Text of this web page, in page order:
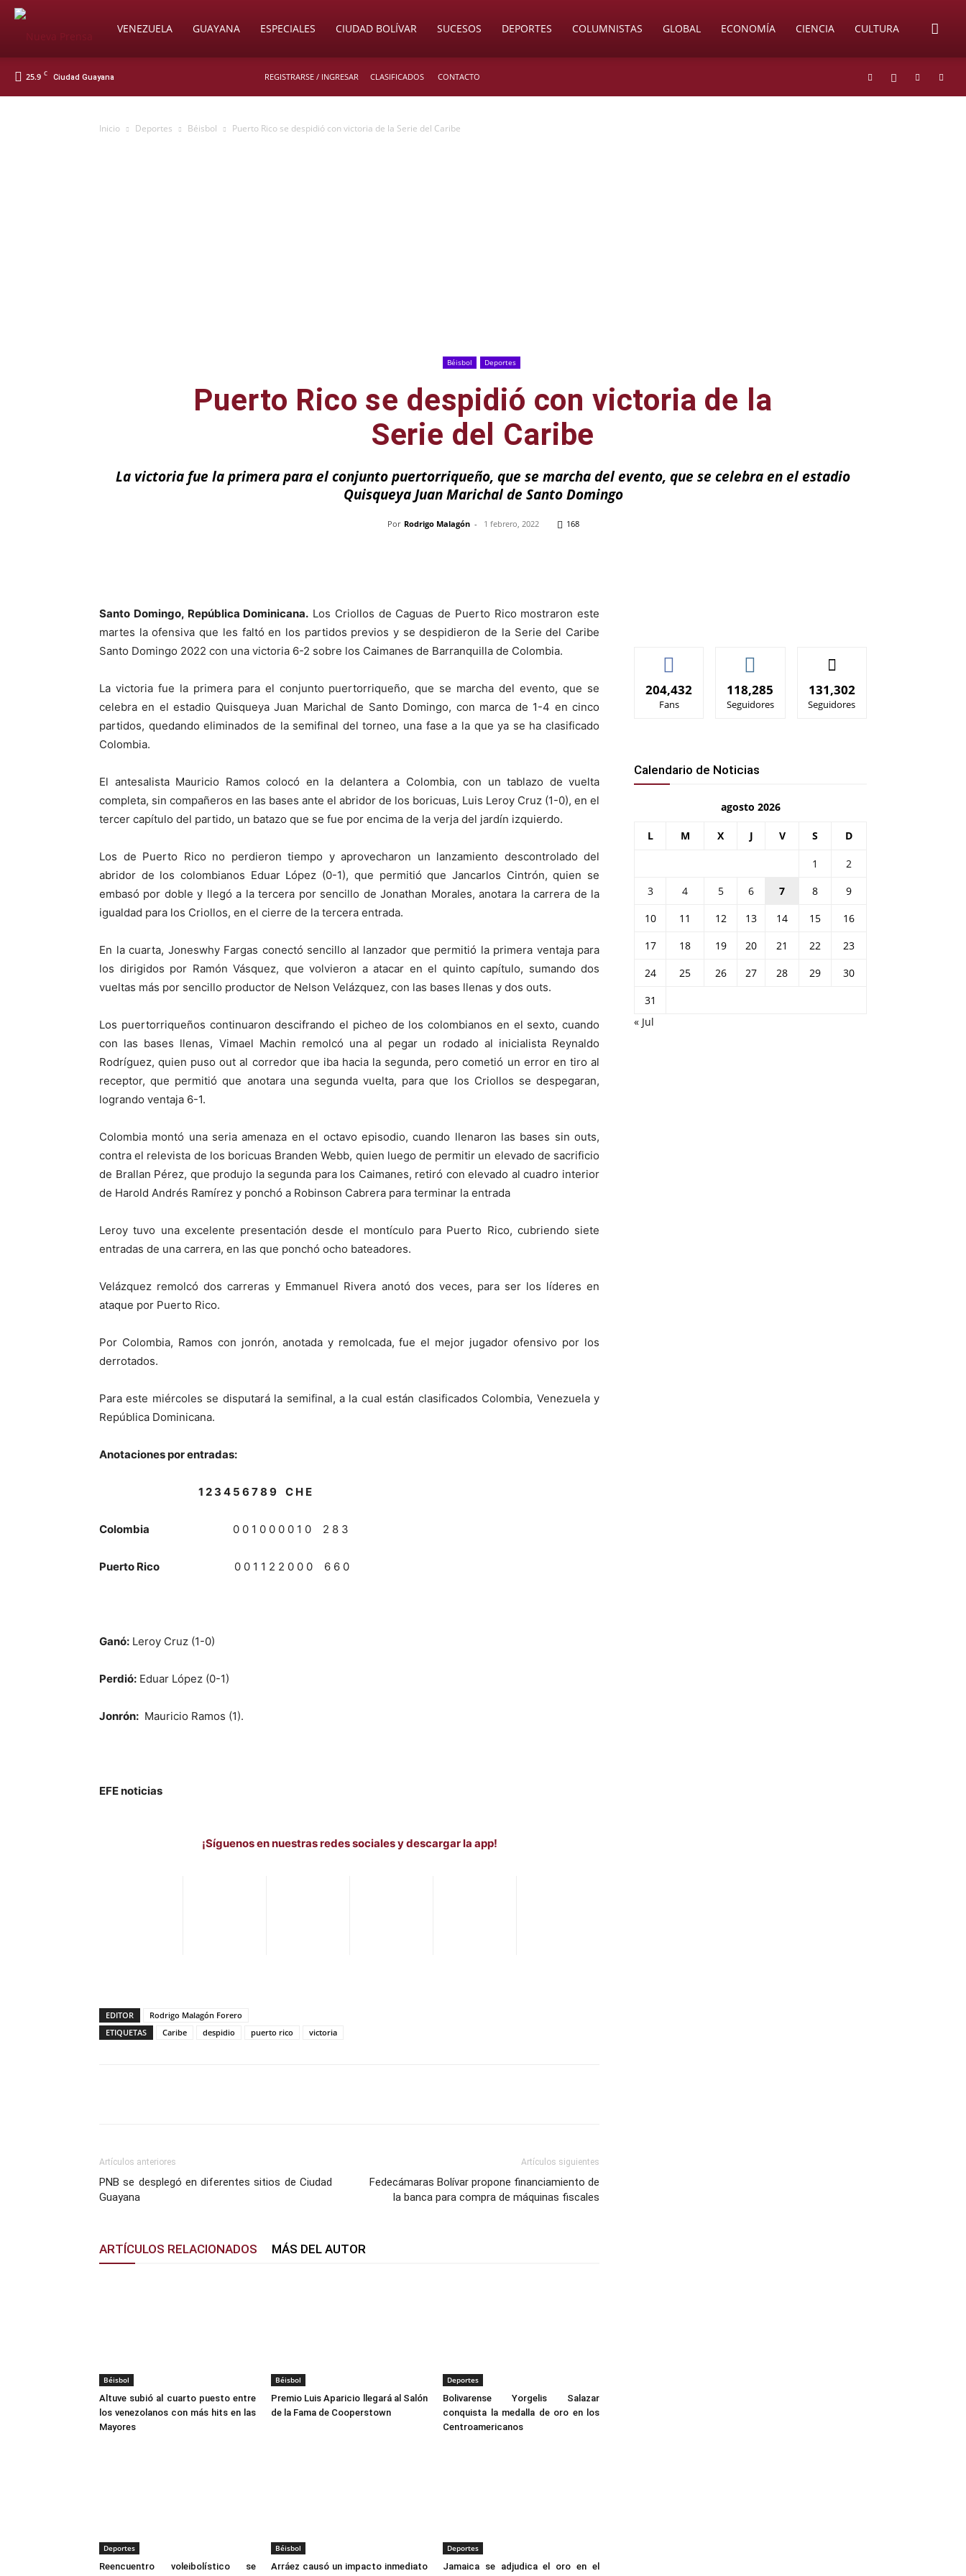
SoyVENEZUELA GUAYANA ESPECIALES CIUDAD BOLÍVAR SUCESOS DEPORTES COLUMNISTAS GLOBAL ECONOMÍA CIENCIA CULTURA
25.9 C Ciudad Guayana REGISTRARSE / INGRESAR CLASIFICADOS CONTACTO
Inicio Deportes Béisbol Puerto Rico se despidió con victoria de la Serie del Caribe
Béisbol Deportes
Puerto Rico se despidió con victoria de la
Serie del Caribe
La victoria fue la primera para el conjunto puertorriqueño, que se marcha del evento, que se celebra en el estadio
Quisqueya Juan Marichal de Santo Domingo
Por Rodrigo Malagón - 1 febrero, 2022 168
Santo Domingo, República Dominicana. Los Criollos de Caguas de Puerto Rico mostraron este
martes la ofensiva que les faltó en los partidos previos y se despidieron de la Serie del Caribe
Santo Domingo 2022 con una victoria 6-2 sobre los Caimanes de Barranquilla de Colombia.
La victoria fue la primera para el conjunto puertorriqueño, que se marcha del evento, que se
celebra en el estadio Quisqueya Juan Marichal de Santo Domingo, con marca de 1-4 en cinco
partidos, quedando eliminados de la semifinal del torneo, una fase a la que ya se ha clasificado
Colombia.
El antesalista Mauricio Ramos colocó en la delantera a Colombia, con un tablazo de vuelta
completa, sin compañeros en las bases ante el abridor de los boricuas, Luis Leroy Cruz (1-0), en el
tercer capítulo del partido, un batazo que se fue por encima de la verja del jardín izquierdo.
Los de Puerto Rico no perdieron tiempo y aprovecharon un lanzamiento descontrolado del
abridor de los colombianos Eduar López (0-1), que permitió que Jancarlos Cintrón, quien se
embasó por doble y llegó a la tercera por sencillo de Jonathan Morales, anotara la carrera de la
igualdad para los Criollos, en el cierre de la tercera entrada.
En la cuarta, Joneswhy Fargas conectó sencillo al lanzador que permitió la primera ventaja para
los dirigidos por Ramón Vásquez, que volvieron a atacar en el quinto capítulo, sumando dos
vueltas más por sencillo productor de Nelson Velázquez, con las bases llenas y dos outs.
Los puertorriqueños continuaron descifrando el picheo de los colombianos en el sexto, cuando
con las bases llenas, Vimael Machin remolcó una al pegar un rodado al inicialista Reynaldo
Rodríguez, quien puso out al corredor que iba hacia la segunda, pero cometió un error en tiro al
receptor, que permitió que anotara una segunda vuelta, para que los Criollos se despegaran,
logrando ventaja 6-1.
Colombia montó una seria amenaza en el octavo episodio, cuando llenaron las bases sin outs,
contra el relevista de los boricuas Branden Webb, quien luego de permitir un elevado de sacrificio
de Brallan Pérez, que produjo la segunda para los Caimanes, retiró con elevado al cuadro interior
de Harold Andrés Ramírez y ponchó a Robinson Cabrera para terminar la entrada
Leroy tuvo una excelente presentación desde el montículo para Puerto Rico, cubriendo siete
entradas de una carrera, en las que ponchó ocho bateadores.
Velázquez remolcó dos carreras y Emmanuel Rivera anotó dos veces, para ser los líderes en
ataque por Puerto Rico.
Por Colombia, Ramos con jonrón, anotada y remolcada, fue el mejor jugador ofensivo por los
derrotados.
Para este miércoles se disputará la semifinal, a la cual están clasificados Colombia, Venezuela y
República Dominicana.
Anotaciones por entradas:
1 2 3 4 5 6 7 8 9 C H E
Colombia 0 0 1 0 0 0 0 1 0 2 8 3
Puerto Rico 0 0 1 1 2 2 0 0 0 6 6 0
Ganó: Leroy Cruz (1-0)
Perdió: Eduar López (0-1)
Jonrón: Mauricio Ramos (1).
EFE noticias
¡Síguenos en nuestras redes sociales y descargar la app!
EDITOR
Rodrigo Malagón Forero
ETIQUETAS
Caribe despidio puerto rico victoria
Artículos anteriores
PNB se desplegó en diferentes sitios de Ciudad
Guayana
Artículos siguientes
Fedecámaras Bolívar propone financiamiento de
la banca para compra de máquinas fiscales
ARTÍCULOS RELACIONADOS MÁS DEL AUTOR
Béisbol
Altuve subió al cuarto puesto entre
los venezolanos con más hits en las
Mayores
Béisbol
Premio Luis Aparicio llegará al Salón
de la Fama de Cooperstown
Deportes
Bolivarense Yorgelis Salazar
conquista la medalla de oro en los
Centroamericanos
Deportes
Reencuentro voleibolístico se
Béisbol
Arráez causó un impacto inmediato
Deportes
Jamaica se adjudica el oro en el
204,432
Fans
118,285
Seguidores
131,302
Seguidores
Calendario de Noticias
agosto 2026
L M X J V S D
1
2
3
4 5 6 7 8
9
10
11 12 13 14 15
16
17
18 19 20 21 22
23
24
25 26 27 28 29
30
31
« Jul